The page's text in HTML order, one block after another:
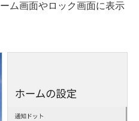
ム画面やロック画面に表示